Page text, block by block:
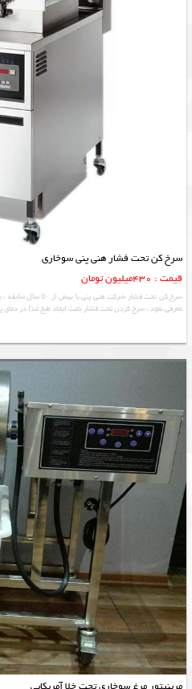
سرخ کن تحت فشار هنی پنی سوخاری
قیمت : 430میلیون تومان
سرخ کن تحت فشار
معرفی نمود ، سرخ کردن تحت فشار باعث ایجاد طبخ غذا در دمای